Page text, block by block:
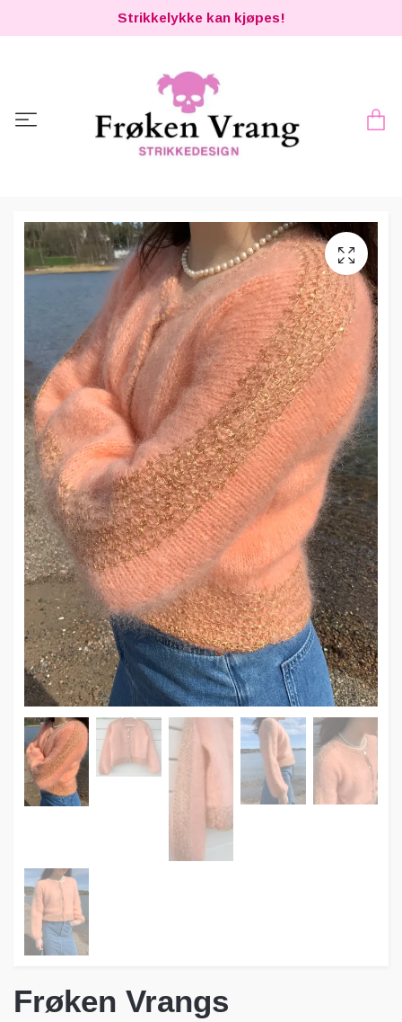
Strikkelykke kan kjøpes!
Frøken Vrangs